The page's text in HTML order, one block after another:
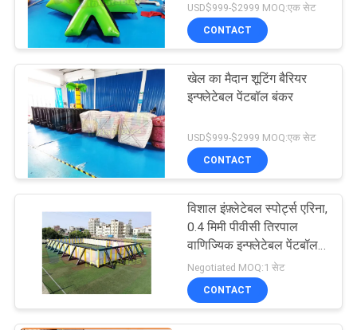
आउटडोर Inflatable
जल स्लाइड
192
Inflatable बाउंस सदनों
102
USD$999-$2999 MOQ:एक सेट
CONTACT
खेल का मैदान शूटिंग बैरियर
इन्फ्लेटेबल पेंटबॉल बंकर
USD$999-$2999 MOQ:एक सेट
CONTACT
विशाल इंफ़्लेटेबल स्पोर्ट्स एरिना,
0.4 मिमी पीवीसी तिरपाल
वाणिज्यिक इन्फ्लेटेबल पेंटबॉल
फ़ील्ड
Negotiated MOQ:1 सेट
CONTACT